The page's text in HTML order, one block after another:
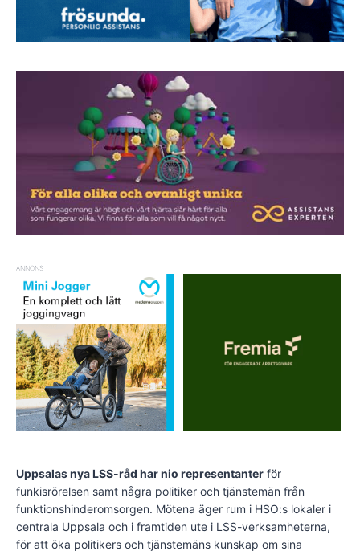
ANNONS
Uppsalas nya LSS-råd har nio representanter för
funkisrörelsen samt några politiker och tjänstemän från
funktionshinderomsorgen. Mötena äger rum i HSO:s lokaler i
centrala Uppsala och i framtiden ute i LSS-verksamheterna,
för att öka politikers och tjänstemäns kunskap om sina